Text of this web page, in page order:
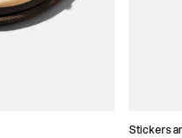
Stickers